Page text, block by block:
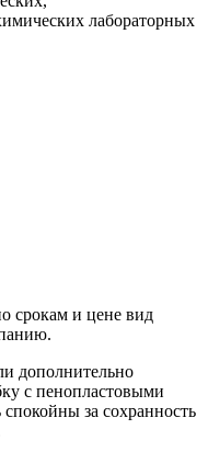
лабораторных
срокам и цене вид
дополнительно
с пенопластовыми
за сохранность